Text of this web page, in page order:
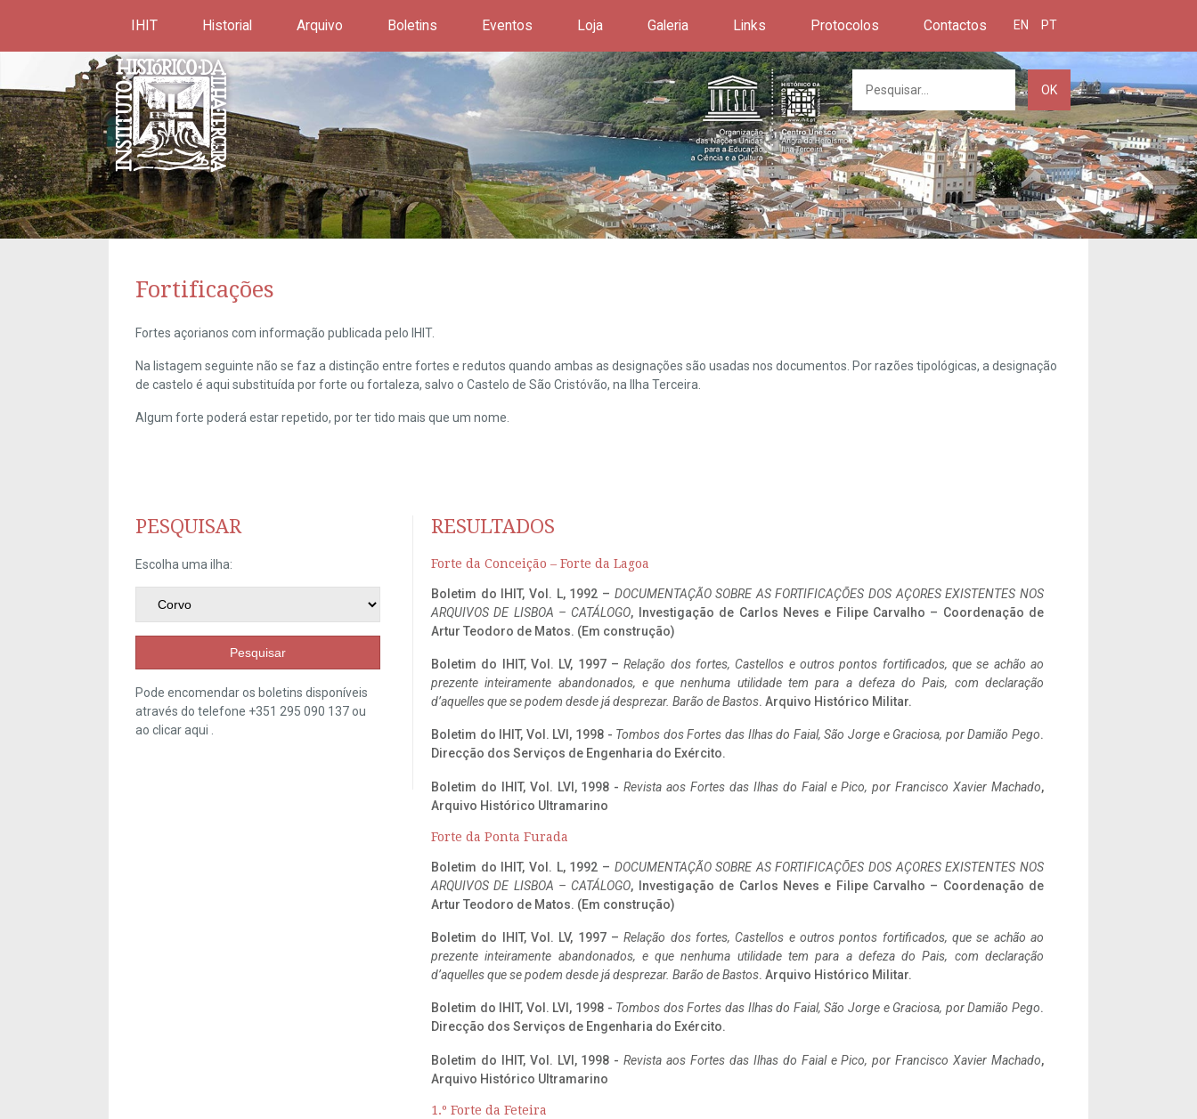
IHIT Historial Arquivo Boletins Eventos Loja Galeria Links Protocolos Contactos EN PT
OK
Fortificações
Fortes açorianos com informação publicada pelo IHIT.
Na listagem seguinte não se faz a distinção entre fortes e redutos quando ambas as designações são usadas nos documentos. Por razões tipológicas, a designação
de castelo é aqui substituída por forte ou fortaleza, salvo o Castelo de São Cristóvão, na Ilha Terceira.
Algum forte poderá estar repetido, por ter tido mais que um nome.
PESQUISAR
Escolha uma ilha:
Pesquisar
Pode encomendar os boletins disponíveis
através do telefone +351 295 090 137 ou
ao clicaraqui
RESULTADOS
Forte da Conceição – Forte da Lagoa
Boletim do IHIT, Vol. L, 1992 – DOCUMENTAÇÃO SOBRE AS FORTIFICAÇÕES DOS AÇORES EXISTENTES NOS
ARQUIVOS DE LISBOA – CATÁLOGO, Investigação de Carlos Neves e Filipe Carvalho – Coordenação de
Artur Teodoro de Matos. (Em construção)
Boletim do IHIT, Vol. LV, 1997 –Relação dos fortes, Castellos e outros pontos fortificados, que se achão ao
prezente inteiramente abandonados, e que nenhuma utilidade tem para a defeza do Pais, com declaração
d’aquelles que se podem desde já desprezar. Barão de Bastos. Arquivo Histórico Militar.
Boletim do IHIT, Vol. LVI, 1998 - Tombos dos Fortes das Ilhas do Faial, São Jorge e Graciosa, por Damião Pego.
Direcção dos Serviços de Engenharia do Exército.
Boletim do IHIT, Vol. LVI, 1998 -Revista aos Fortes das Ilhas do Faial e Pico, por Francisco Xavier Machado,
Arquivo Histórico Ultramarino
Forte da Ponta Furada
Boletim do IHIT, Vol. L, 1992 – DOCUMENTAÇÃO SOBRE AS FORTIFICAÇÕES DOS AÇORES EXISTENTES NOS
ARQUIVOS DE LISBOA – CATÁLOGO, Investigação de Carlos Neves e Filipe Carvalho – Coordenação de
Artur Teodoro de Matos. (Em construção)
Boletim do IHIT, Vol. LV, 1997 –Relação dos fortes, Castellos e outros pontos fortificados, que se achão ao
prezente inteiramente abandonados, e que nenhuma utilidade tem para a defeza do Pais, com declaração
d’aquelles que se podem desde já desprezar. Barão de Bastos. Arquivo Histórico Militar.
Boletim do IHIT, Vol. LVI, 1998 - Tombos dos Fortes das Ilhas do Faial, São Jorge e Graciosa, por Damião Pego.
Direcção dos Serviços de Engenharia do Exército.
Boletim do IHIT, Vol. LVI, 1998 -Revista aos Fortes das Ilhas do Faial e Pico, por Francisco Xavier Machado,
Arquivo Histórico Ultramarino
1.º Forte da Feteira